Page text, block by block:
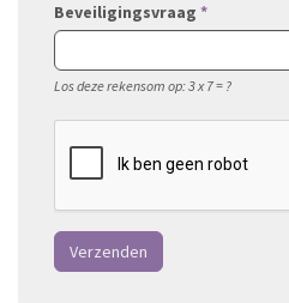
Beveiligingsvraag *
Los deze rekensom op: 3 x 7 = ?
Verzenden